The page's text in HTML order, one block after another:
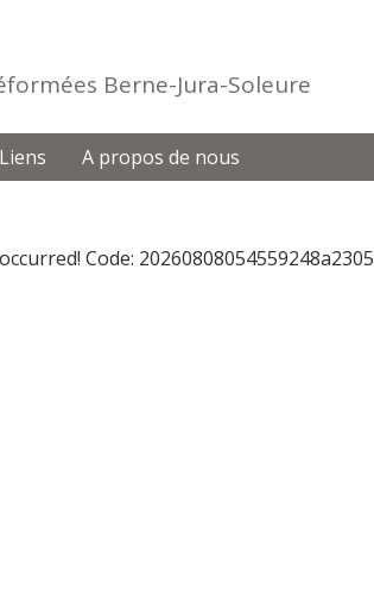
Berne-Jura-Soleure
Liens A propos de nous
Code: 20260808054559248a2305